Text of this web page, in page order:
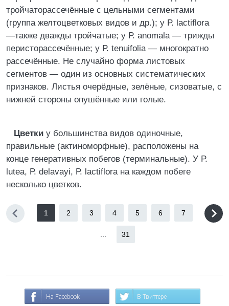
тройчаторассечённые с цельными сегментами
(группа желтоцветковых видов и др.); у Р. lactiflora
―также дважды тройчатые; у Р. anomala ― трижды
перисторассечённые; у Р. tenuifolia ― многократно
рассечённые. Не случайно форма листовых
сегментов ― один из основных систематических
признаков. Листья очерёдные, зелёные, сизоватые, с
нижней стороны опушённые или голые.
Цветки у большинства видов одиночные,
правильные (актиноморфные), расположены на
конце генеративных побегов (терминальные). У Р.
lutea, Р. delavayi, Р. lactiflora на каждом побеге
несколько цветков.
1 2 3 4 5 6 7
31
На Facebook В Твиттере